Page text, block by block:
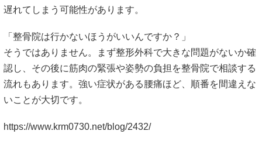
遅れてしまう可能性があります。
「整骨院は行かないほうがいいんですか？」
そうではありません。まず整形外科で大きな問題がないか確
認し、その後に筋肉の緊張や姿勢の負担を整骨院で相談する
流れもあります。強い症状がある腰痛ほど、順番を間違えな
いことが大切です。
https://www.krm0730.net/blog/2432/